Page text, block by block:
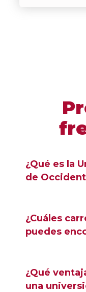
¿Qué es la
de
¿Cuáles
puedes
¿Qué
una